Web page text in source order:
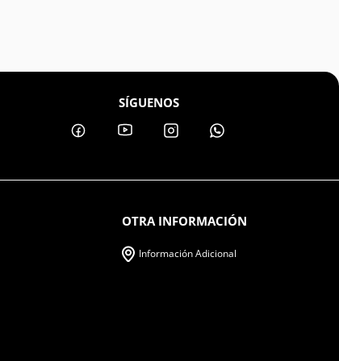
SÍGUENOS
OTRA INFORMACIÓN
Información Adicional